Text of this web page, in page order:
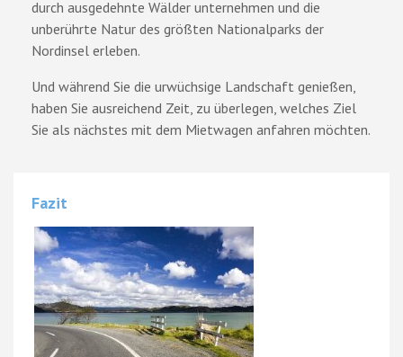
durch ausgedehnte Wälder unternehmen und die
unberührte Natur des größten Nationalparks der
Nordinsel erleben.
Und während Sie die urwüchsige Landschaft genießen,
haben Sie ausreichend Zeit, zu überlegen, welches Ziel
Sie als nächstes mit dem Mietwagen anfahren möchten.
Fazit